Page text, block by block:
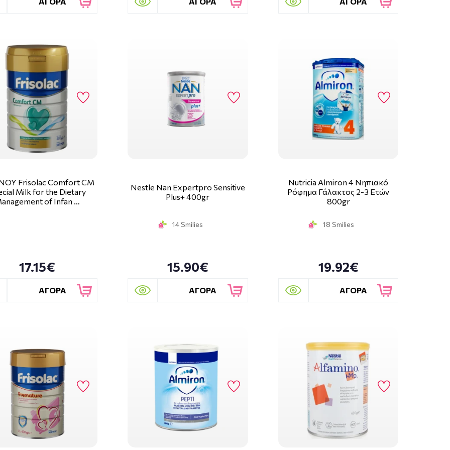
Frisolac Comfort CM
Milk for the Dietary
of Infan …
17.15€
ΑΓΟΡΑ
Nestle Nan Expertpro Sensitive
Plus+ 400gr
14 Smilies
15.90€
ΑΓΟΡΑ
Nutricia Almiron 4 Νηπιακό
Ρόφημα Γάλακτος 2-3 Ετών
800gr
18 Smilies
19.92€
ΑΓΟΡΑ